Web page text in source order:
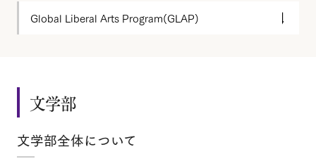
Global Liberal Arts Program(GLAP)
文学部
文学部全体について